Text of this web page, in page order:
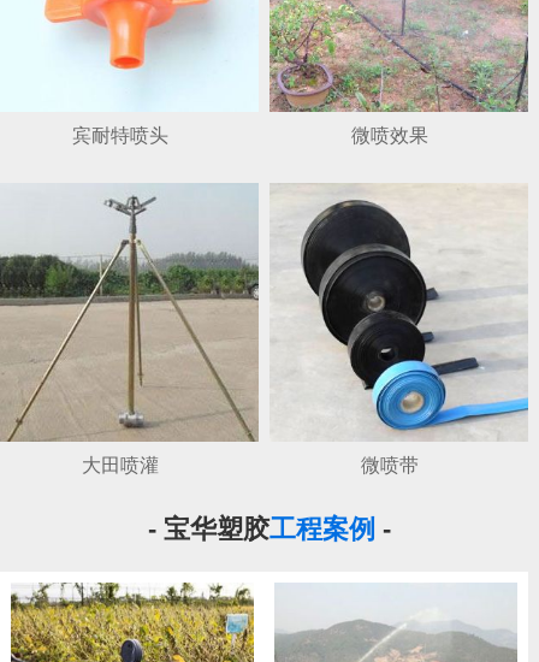
宾耐特喷头 微喷效果
大田喷灌 微喷带
- 宝华塑胶工程案例 -